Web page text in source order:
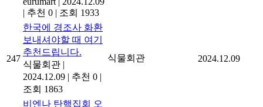
| 추천 0 | 조회 1933
247
한국에 경조사 화환
보내셔야할 때 여기
추천드립니다.
식물회관 |
2024.12.09 | 추천 0 |
조회 1863
식물회관 2024.12.09
비엔나 탄핵집회 오